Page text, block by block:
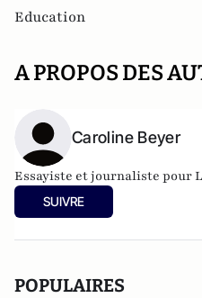
Education
A PROPOS DES
Caroline Beyer
Essayiste et journaliste pour
SUIVRE
POPULAIRES